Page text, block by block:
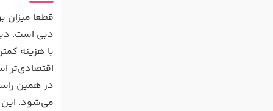
قطعا میزان
دبی است.
با هزینه
اقتصادی‌تر
می‌شود. این